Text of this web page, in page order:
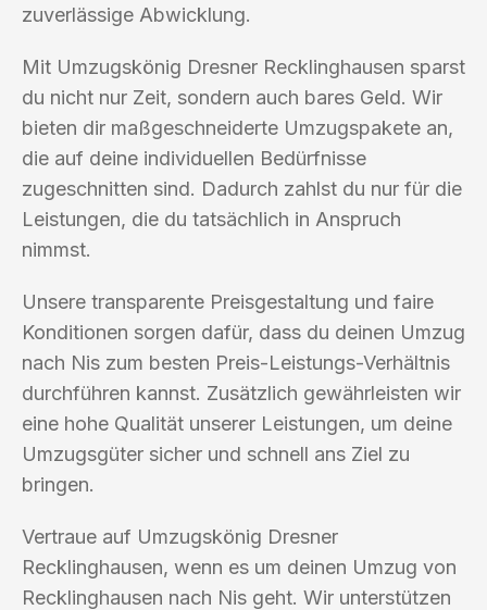
zuverlässige Abwicklung.
Mit Umzugskönig Dresner Recklinghausen sparst
du nicht nur Zeit, sondern auch bares Geld. Wir
bieten dir maßgeschneiderte Umzugspakete an,
die auf deine individuellen Bedürfnisse
zugeschnitten sind. Dadurch zahlst du nur für die
Leistungen, die du tatsächlich in Anspruch
nimmst.
Unsere transparente Preisgestaltung und faire
Konditionen sorgen dafür, dass du deinen Umzug
nach Nis zum besten Preis-Leistungs-Verhältnis
durchführen kannst. Zusätzlich gewährleisten wir
eine hohe Qualität unserer Leistungen, um deine
Umzugsgüter sicher und schnell ans Ziel zu
bringen.
Vertraue auf Umzugskönig Dresner
Recklinghausen, wenn es um deinen Umzug von
Recklinghausen nach Nis geht. Wir unterstützen